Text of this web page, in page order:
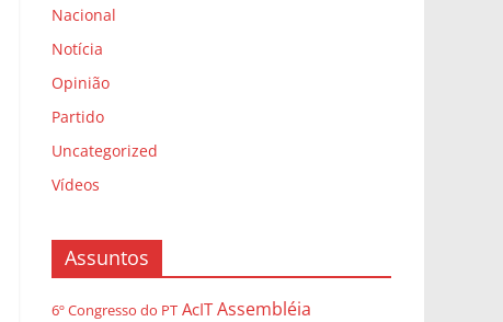
Nacional
Notícia
Opinião
Partido
Uncategorized
Vídeos
Assuntos
6º Congresso do PT AcIT Assembléia